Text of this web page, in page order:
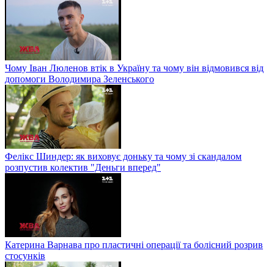
Чому Іван Люленов втік в Україну та чому він відмовився від
допомоги Володимира Зеленського
Фелікс Шиндер: як виховує доньку та чому зі скандалом
розпустив колектив "Деньги вперед"
Катерина Варнава про пластичні операції та болісний розрив
стосунків